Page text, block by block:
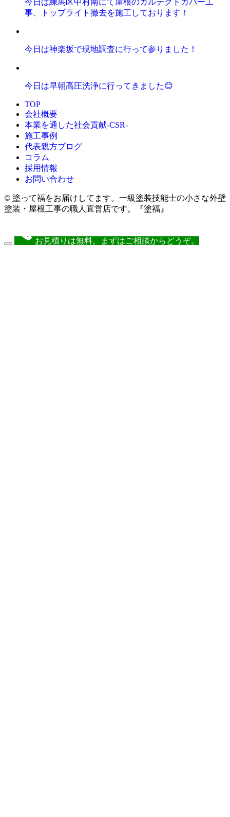
事、トップライト撤去を施工しております！
今日は神楽坂で現地調査に行って参りました！
今日は早朝高圧洗浄に行ってきました😊
TOP
会社概要
本業を通した社会貢献-CSR-
施工事例
代表親方ブログ
コラム
採用情報
お問い合わせ
© 塗って福をお届けしてます。一級塗装技能士の小さな外壁
塗装・屋根工事の職人直営店です。『塗福』
お見積りは無料。まずはご相談からどうぞ。